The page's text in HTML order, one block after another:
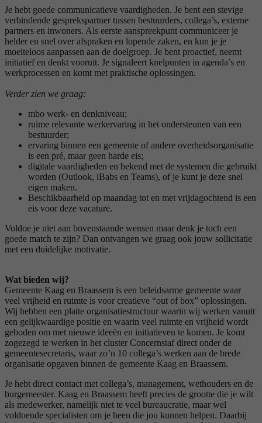
Je hebt goede communicatieve vaardigheden. Je bent een stevige
verbindende gesprekspartner tussen bestuurders, collega’s, externe
partners en inwoners. Als eerste aanspreekpunt communiceer je
helder en snel over afspraken en lopende zaken, en kun je je
moeiteloos aanpassen aan de doelgroep. Je bent proactief, neemt
initiatief en denkt vooruit. Je signaleert knelpunten in agenda’s en
werkprocessen en komt met praktische oplossingen.
Verder zien we graag:
mbo werk- en denkniveau;
ruime relevante werkervaring in het ondersteunen van een
bestuurder;
ervaring binnen een gemeente of andere overheidsorganisatie
is een pré, maar geen harde eis;
digitale vaardigheden en bekend met de systemen die gebruikt
worden (Outlook, iBabs en Teams), of je kunt je deze snel
eigen maken.
Beschikbaarheid op maandag tot en met vrijdagochtend is een
eis voor deze vacature.
Voldoe je niet aan bovenstaande wensen maar denk je toch een
goede match te zijn? Dan ontvangen we graag ook jouw sollicitatie
met een duidelijke motivatie.
Wat bieden wij?
Gemeente Kaag en Braassem is een beleidsarme gemeente waar
veel vrijheid en ruimte is voor creatieve “out of box” oplossingen.
Wij hebben een platte organisatiestructuur waarin wij werken vanuit
een gelijkwaardige positie en waarin veel ruimte en vrijheid wordt
geboden om met nieuwe ideeën en initiatieven te komen. Je komt
zogezegd te werken in het cluster Concernstaf direct onder de
gemeentesecretaris, waar zo’n 10 collega’s werken aan de brede
organisatie opgaven binnen de gemeente Kaag en Braassem.
Je hebt direct contact met collega’s, management, wethouders en de
burgemeester. Kaag en Braassem heeft precies de grootte die je wilt
als medewerker, namelijk niet te veel bureaucratie, maar wel
voldoende specialisten om je heen die jou kunnen helpen. Daarbij